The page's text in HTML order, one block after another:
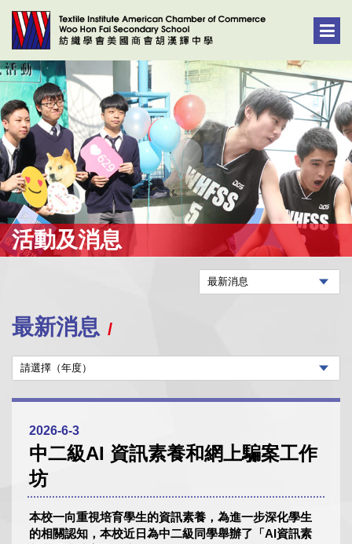
活動及消息
最新消息
2026-6-3
中二級AI 資訊素養和網上騙案工作
坊
本校一向重視培育學生的資訊素養，為進一步深化學生
的相關認知，本校近日為中二級同學舉辦了「AI資訊素